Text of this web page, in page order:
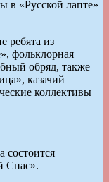
в «Русской лапте»
ребята из
фольклорная
обряд, также
казачий
коллективы
состоится
Спас».